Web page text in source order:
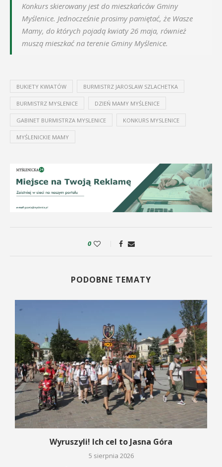
Konkurs skierowany jest do mieszkańców Gminy
Myślenice. Jednocześnie prosimy pamiętać, że Wasze
Mamy, do których pojadą kwiaty 26 maja, również
muszą mieszkać na terenie Gminy Myślenice.
BUKIETY KWIATÓW BURMISTRZ JAROSLAW SZLACHETKA
BURMISTRZ MYSLENICE DZIEŃ MAMY MYŚLENICE
GABINET BURMISTRZA MYSLENICE KONKURS MYSLENICE
MYŚLENICKIE MAMY
0
PODOBNE TEMATY
Wyruszyli! Ich cel to Jasna Góra
5 sierpnia 2026